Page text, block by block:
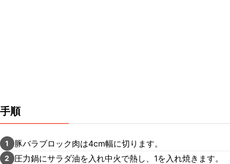
手順
1 豚バラブロック肉は4cm幅に切ります。
2 圧力鍋にサラダ油を入れ中火で熱し、1を入れ焼きます。